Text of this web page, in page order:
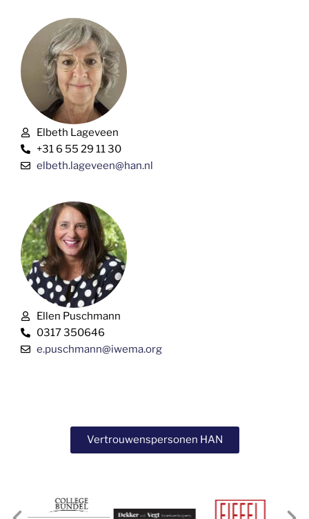
Elbeth Lageveen
+31 6 55 29 11 30
elbeth.lageveen@han.nl
Ellen Puschmann
0317 350646
e.puschmann@iwema.org
Vertrouwenspersonen HAN